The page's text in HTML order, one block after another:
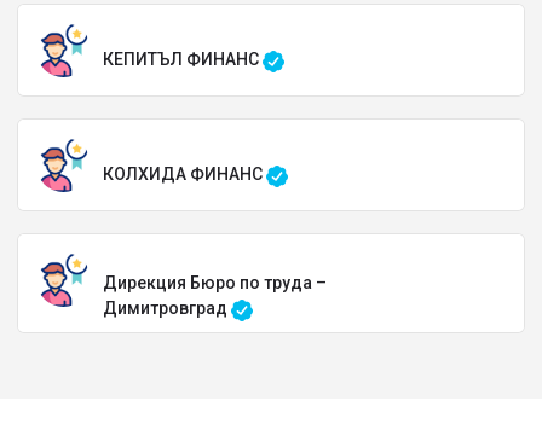
КЕПИТЪЛ ФИНАНС
КОЛХИДА ФИНАНС
Дирекция Бюро по труда –
Димитровград